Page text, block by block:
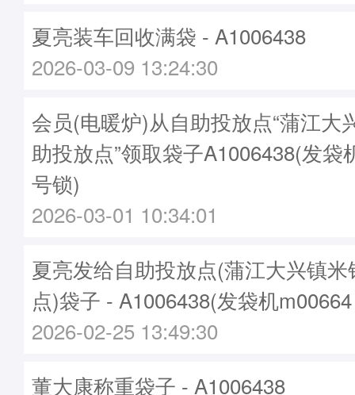
夏亮装车回收满袋 - A1006438
2026-03-09 13:24:30
会员(电暖炉)从自助投放点“蒲江大
助投放点”领取袋子A1006438(发袋
号锁)
2026-03-01 10:34:01
夏亮发给自助投放点(蒲江大兴镇
点)袋子 - A1006438(发袋机
2026-02-25 13:49:30
董大康称重袋子 - A1006438